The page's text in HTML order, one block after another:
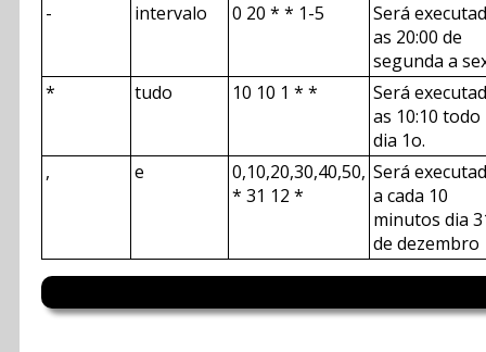
-
intervalo 0 20 * * 1-5
Será
as 20:00 de
segunda a
*
tudo 10 10 1 * *
Será
as 10:10 todo
dia 1o.
,
e
0,10,20,30,40,50,
* 31 12 *
Será
a cada 10
minutos dia
de dezembro